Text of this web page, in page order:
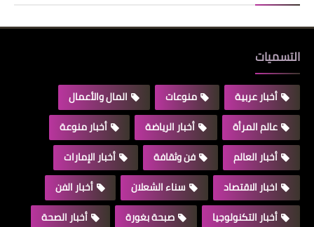
التسميات
أخبار عربية منوعات
المال والأعمال
عالم المرأة
أخبار الرياضة
أخبار منوعة
أخبار العالم
فن وثقافة
أخبار الإمارات
اخبار الاقتصاد
سناء الشعلان
أخبار الفن
أخبار التكنولوجيا
صبحة بغورة
أخبار الصحة